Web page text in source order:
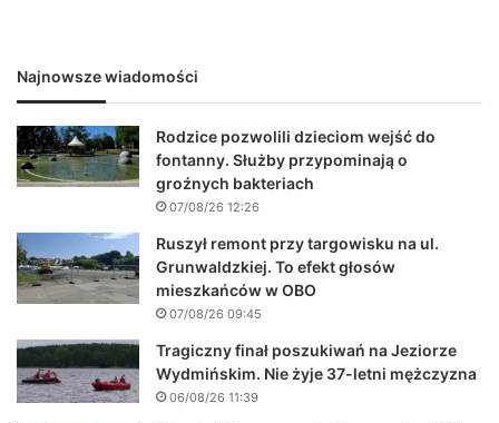
Najnowsze wiadomości
Rodzice pozwolili dzieciom wejść do
fontanny. Służby przypominają o
groźnych bakteriach
07/08/26 12:26
Ruszył remont przy targowisku na ul.
Grunwaldzkiej. To efekt głosów
mieszkańców w OBO
07/08/26 09:45
Tragiczny finał poszukiwań na Jeziorze
Wydmińskim. Nie żyje 37-letni mężczyzna
06/08/26 11:39